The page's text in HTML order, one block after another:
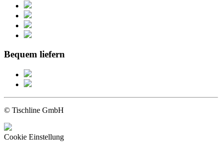
Bequem liefern
© Tischline GmbH
Cookie Einstellung